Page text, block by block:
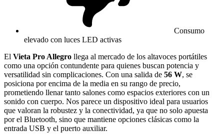
Consumo
elevado con luces LED activas
El Vieta Pro Allegro llega al mercado de los altavoces portátiles
como una opción contundente para quienes buscan potencia y
versatilidad sin complicaciones. Con una salida de 56 W, se
posiciona por encima de la media en su rango de precio,
prometiendo llenar tanto salones como espacios exteriores con un
sonido con cuerpo. Nos parece un dispositivo ideal para usuarios
que valoran la robustez y la conectividad, ya que no solo apuesta
por el Bluetooth, sino que mantiene opciones clásicas como la
entrada USB y el puerto auxiliar.